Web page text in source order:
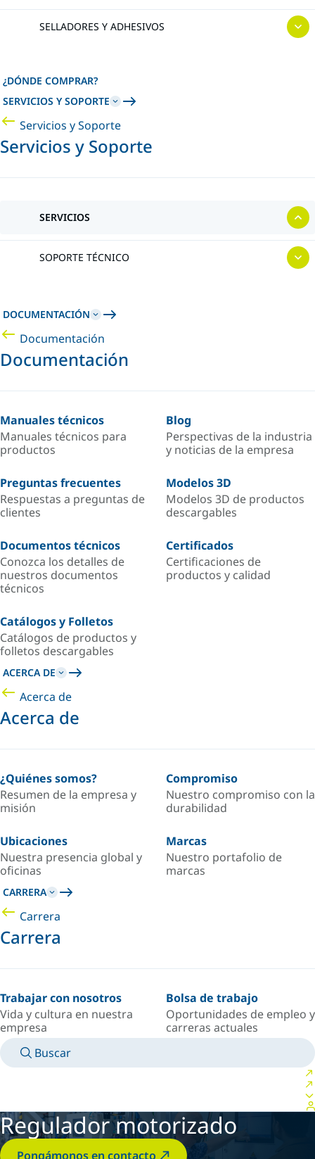
SELLADORES Y ADHESIVOS
¿DÓNDE COMPRAR?
SERVICIOS Y SOPORTE
Servicios y Soporte
Servicios y Soporte
SERVICIOS
SOPORTE TÉCNICO
DOCUMENTACIÓN
Documentación
Documentación
Manuales técnicos
Manuales técnicos para
productos
Blog
Perspectivas de la industria
y noticias de la empresa
Preguntas frecuentes
Respuestas a preguntas de
clientes
Modelos 3D
Modelos 3D de productos
descargables
Documentos técnicos
Conozca los detalles de
nuestros documentos
técnicos
Certificados
Certificaciones de
productos y calidad
Catálogos y Folletos
Catálogos de productos y
folletos descargables
ACERCA DE
Acerca de
Acerca de
¿Quiénes somos?
Resumen de la empresa y
misión
Compromiso
Nuestro compromiso con la
durabilidad
Ubicaciones
Nuestra presencia global y
oficinas
Marcas
Nuestro portafolio de
marcas
CARRERA
Carrera
Carrera
Trabajar con nosotros
Vida y cultura en nuestra
empresa
Bolsa de trabajo
Oportunidades de empleo y
carreras actuales
Buscar
Regulador motorizado
Pongámonos en contacto